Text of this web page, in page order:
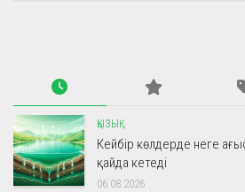
ҚЫЗЫҚ
Кейбір көлдерде неге
қайда кетеді
06.08.2026